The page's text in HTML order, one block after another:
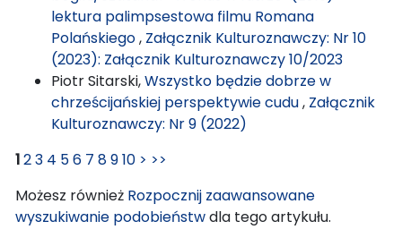
lektura palimpsestowa filmu Romana
Polańskiego, Załącznik Kulturoznawczy: Nr 10
(2023): Załącznik Kulturoznawczy 10/2023
Piotr Sitarski,Wszystko będzie dobrze w
chrześcijańskiej perspektywie cudu, Załącznik
Kulturoznawczy: Nr 9 (2022)
123 4 56 7 8910 > >>
Możesz również Rozpocznij zaawansowane
wyszukiwanie podobieństwdla tego artykułu.